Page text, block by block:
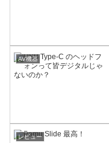
AV機器
レビュー